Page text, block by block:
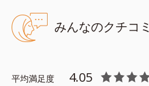
みんなのクチコミ
平均満足度 4.05